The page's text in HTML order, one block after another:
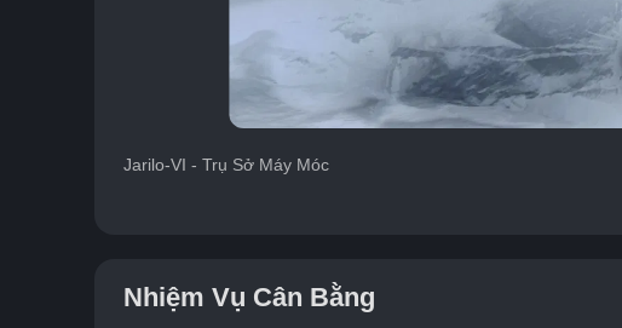
Jarilo-VI - Trụ Sở Máy Móc
Nhiệm Vụ Cân Bằng